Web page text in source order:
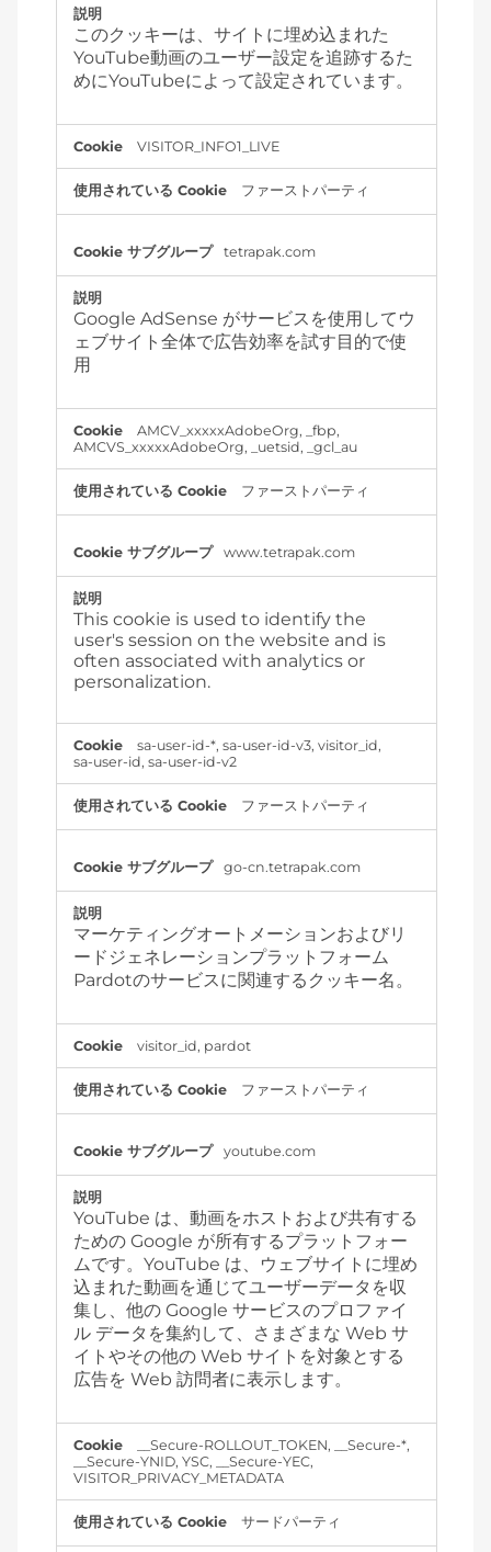
このクッキーは、サイトに埋め込まれた
YouTube動画のユーザー設定を追跡するた
めにYouTubeによって設定されています。
VISITOR_INFO1_LIVE
ファーストパーティ
tetrapak.com
Google AdSense がサービスを使用してウ
ェブサイト全体で広告効率を試す目的で使
用
AMCV_xxxxxAdobeOrg, _fbp,
AMCVS_xxxxxAdobeOrg, _uetsid, _gcl_au
ファーストパーティ
www.tetrapak.com
This cookie is used to identify the
user's session on the website and is
often associated with analytics or
personalization.
sa-user-id-*,sa-user-id-v3,visitor_id,
sa-user-id,sa-user-id-v2
ファーストパーティ
go-cn.tetrapak.com
マーケティングオートメーションおよびリ
ードジェネレーションプラットフォーム
Pardotのサービスに関連するクッキー名。
visitor_id, pardot
ファーストパーティ
youtube.com
YouTube は、動画をホストおよび共有する
ための Google が所有するプラットフォー
ムです。YouTube は、ウェブサイトに埋め
込まれた動画を通じてユーザーデータを収
集し、他の Google サービスのプロファイ
ル データを集約して、さまざまな Web サ
イトやその他の Web サイトを対象とする
広告を Web 訪問者に表示します。
__Secure-ROLLOUT_TOKEN, __Secure-*,
__Secure-YNID, YSC, __Secure-YEC,
VISITOR_PRIVACY_METADATA
サードパーティ